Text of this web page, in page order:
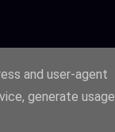
and user-agent
generate usage